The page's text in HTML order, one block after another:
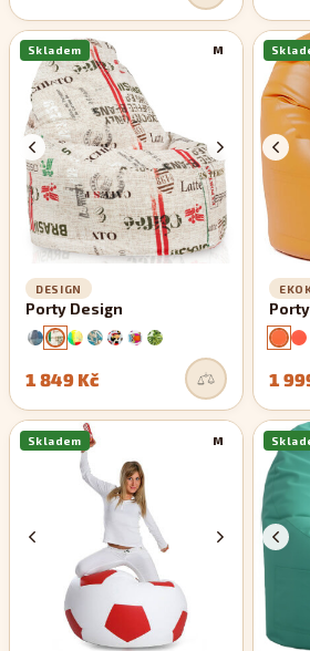
M
Skladem
DESIGN
Porty Design
1 849 Kč 1
M
Skladem